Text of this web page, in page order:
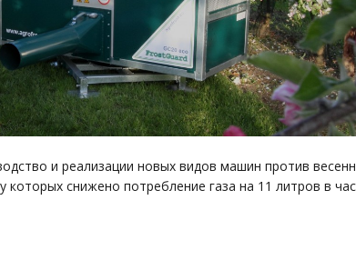
и реализации новых видов машин против
снижено потребление газа на 11 литров в